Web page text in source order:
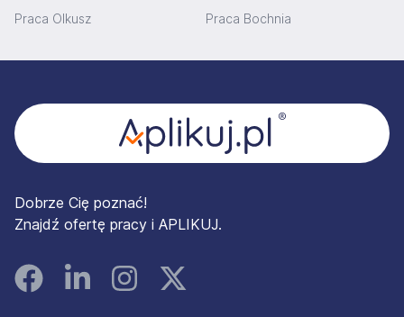
Praca Olkusz Praca Bochnia
Dobrze Cię poznać!
Znajdź ofertę pracy i APLIKUJ.
FacebookLinked InInstagramInstagram